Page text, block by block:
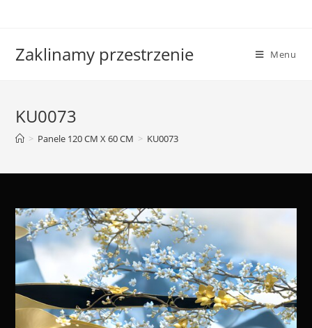
Zaklinamy przestrzenie Menu
KU0073
> Panele 120 CM X 60 CM > KU0073